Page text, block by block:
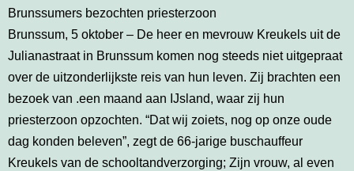
Brunssumers bezochten priesterzoon
Brunssum, 5 oktober – De heer en mevrouw Kreukels uit de
Julianastraat in Brunssum komen nog steeds niet uitgepraat
over de uitzonderlijkste reis van hun leven. Zij brachten een
bezoek van .een maand aan IJsland, waar zij hun
priesterzoon opzochten. “Dat wij zoiets, nog op onze oude
dag konden beleven”, zegt de 66-jarige buschauffeur
Kreukels van de schooltandverzorging; Zijn vrouw, al even